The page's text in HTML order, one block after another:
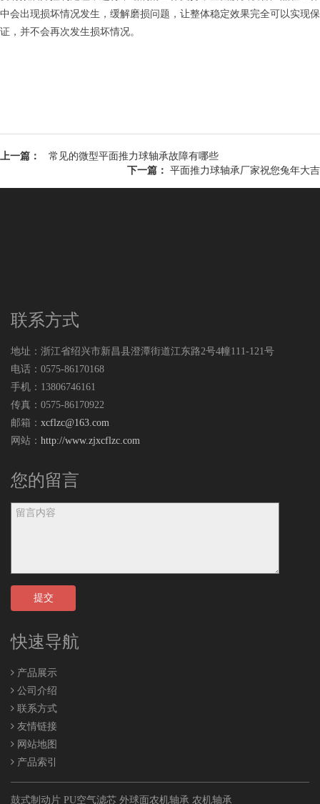
中会出现损坏情况发生，缓解磨损问题，让整体稳定效果完全可以实现保
证，并不会再次发生损坏情况。
上一篇：
常见的微型平面推力球轴承故障有哪些
下一篇： 平面推力球轴承厂家祝您兔年大吉
联系方式
地址：浙江省绍兴市新昌县澄潭街道江东路2号4幢111-121号
电话：0575-86170168
手机：13806746161
传真：0575-86170922
邮箱： xcflzc@163.com
网站： http://www.zjxcflzc.com
您的留言
提交
快速导航
产品展示
公司介绍
联系方式
友情链接
网站地图
产品索引
鼓式制动片 PU空气滤芯 外球面农机轴承 农机轴承